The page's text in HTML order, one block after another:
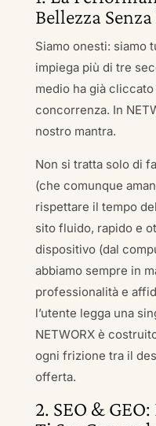
Bellezza
Siamo onesti: siamo
impiega più di tre
medio ha già cliccato
concorrenza. In
nostro mantra.
Non si tratta solo di
(che comunque
rispettare il tempo
sito fluido, rapido e
dispositivo (dal
abbiamo sempre in
professionalità e
l’utente legga una
NETWORX è
ogni frizione tra il
offerta.
2. SEO &